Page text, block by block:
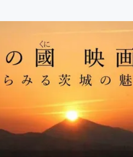
ェット ゲーム・サービス
チャレンジ